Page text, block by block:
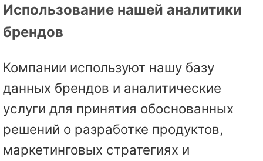
Использование нашей аналитики
брендов
Компании используют нашу базу
данных брендов и аналитические
услуги для принятия обоснованных
решений о разработке продуктов,
маркетинговых стратегиях и